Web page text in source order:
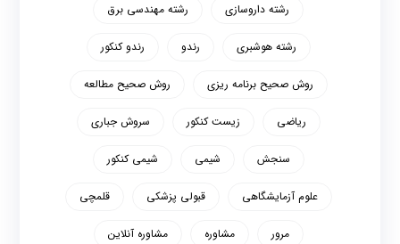
رشته داروسازی رشته مهندسی برق
رشته هوشبری رندو رندو کنکور
روش صحیح برنامه ریزی روش صحیح مطالعه
ریاضی زیست کنکور سروش جباری
سنجش شیمی شیمی کنکور
علوم آزمایشگاهی قبولی پزشکی قلمچی
مرور مشاوره مشاوره آنلاین